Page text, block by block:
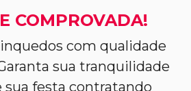
COMPROVADA!
com qualidade
sua tranquilidade
sua festa contratando